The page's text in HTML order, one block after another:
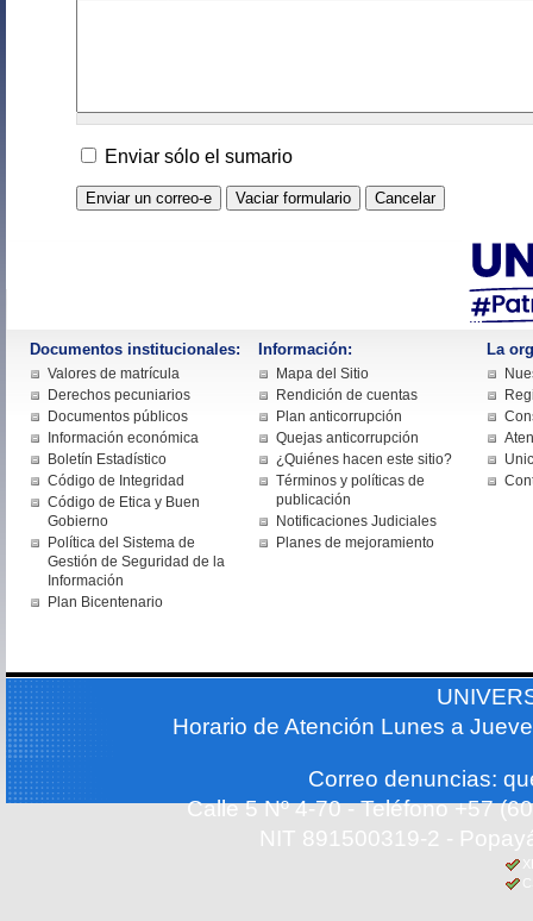
Enviar sólo el sumario
Documentos institucionales:
Valores de matrícula
Derechos pecuniarios
Documentos públicos
Información económica
Boletín Estadístico
Código de Integridad
Código de Etica y Buen
Gobierno
Política del Sistema de
Gestión de Seguridad de la
Información
Plan Bicentenario
Información:
Mapa del Sitio
Rendición de cuentas
Plan anticorrupción
Quejas anticorrupción
¿Quiénes hacen este sitio?
Términos y políticas de
publicación
Notificaciones Judiciales
Planes de mejoramiento
La
Horario de Atención Lunes a
Correo denuncias:
Calle 5 Nº 4-70 - Teléfono +57
NIT 891500319-2 -